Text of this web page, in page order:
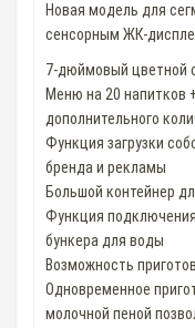
Новая модель для
сенсорным ЖК-
7-дюймовый цветной
Меню на 20 напитков
дополнительного
Функция загрузки
бренда и рекламы
Большой контейнер
Функция
бункера для воды
Возможность
Одновременное
молочной пеной